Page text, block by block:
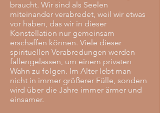
braucht. Wir sind als Seelen
miteinander verabredet, weil wir etwas
vor haben, das wir in dieser
Konstellation nur gemeinsam
erschaffen können. Viele dieser
spirituellen Verabredungen werden
fallengelassen, um einem privaten
Wahn zu folgen. Im Alter lebt man
nicht in immer größerer Fülle, sondern
wird über die Jahre immer ärmer und
einsamer.